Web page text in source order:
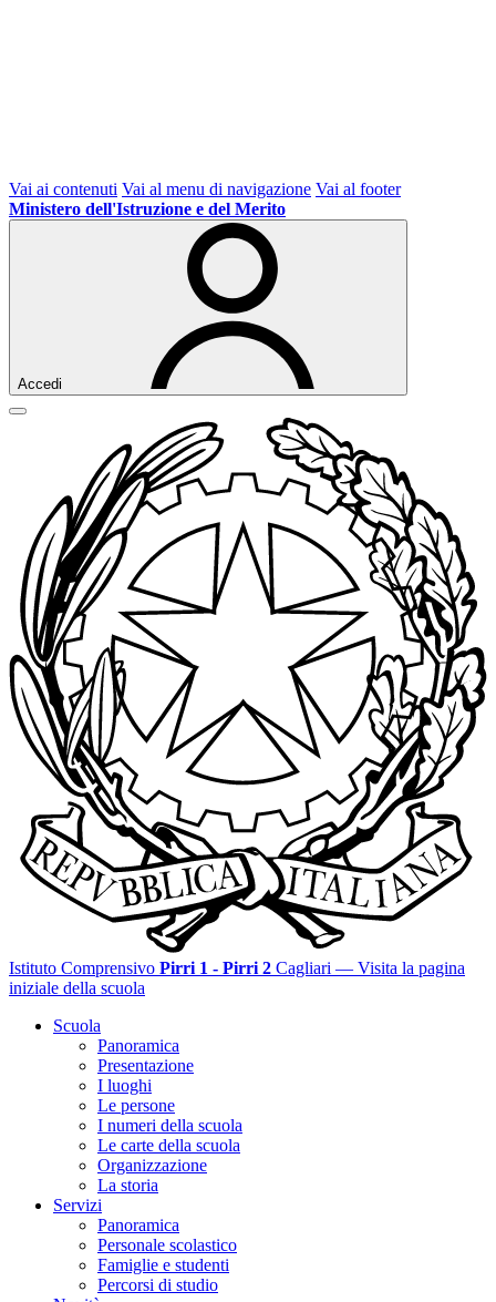
Vai ai contenuti Vai al menu di navigazione Vai al footer
Ministero dell'Istruzione e del Merito
Accedi
Istituto Comprensivo Pirri 1 - Pirri 2 Cagliari — Visita la pagina
iniziale della scuola
Scuola
Panoramica
Presentazione
I luoghi
Le persone
I numeri della scuola
Le carte della scuola
Organizzazione
La storia
Servizi
Panoramica
Personale scolastico
Famiglie e studenti
Percorsi di studio